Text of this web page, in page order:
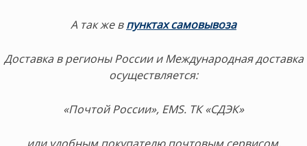
А так же в пунктах самовывоза
Доставка в регионы России и Международная доставка
осуществляется:
«Почтой России», EMS. ТК «СДЭК»